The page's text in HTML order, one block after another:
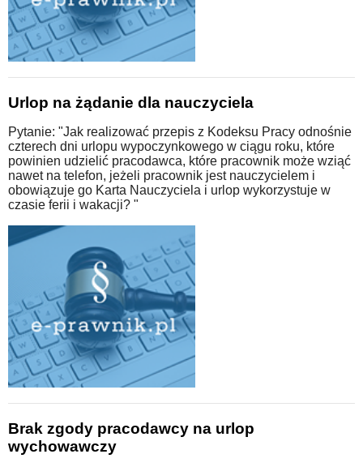
Urlop na żądanie dla nauczyciela
Pytanie: "Jak realizować przepis z Kodeksu Pracy odnośnie
czterech dni urlopu wypoczynkowego w ciągu roku, które
powinien udzielić pracodawca, które pracownik może wziąć
nawet na telefon, jeżeli pracownik jest nauczycielem i
obowiązuje go Karta Nauczyciela i urlop wykorzystuje w
czasie ferii i wakacji? "
Brak zgody pracodawcy na urlop
wychowawczy